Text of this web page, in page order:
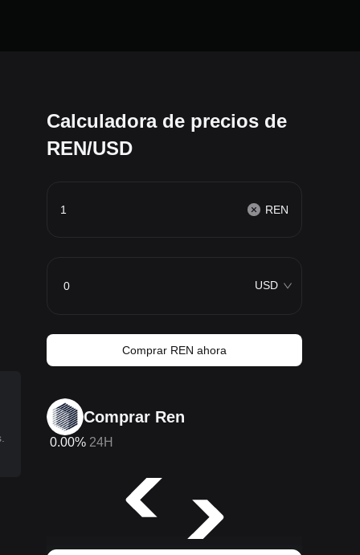
Calculadora de precios de
REN/USD
REN
USD
Comprar REN ahora
Comprar Ren
0.00% 24H